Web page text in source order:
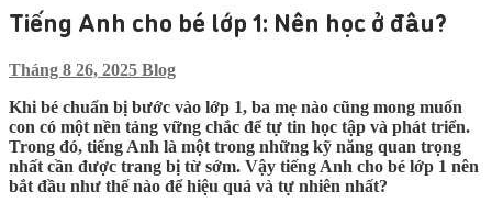
Tiếng Anh cho bé lớp 1: Nên học ở đâu?
Tháng 8 26, 2025 Blog
Khi bé chuẩn bị bước vào lớp 1, ba mẹ nào cũng mong muốn
con có một nền tảng vững chắc để tự tin học tập và phát triển.
Trong đó, tiếng Anh là một trong những kỹ năng quan trọng
nhất cần được trang bị từ sớm. Vậy tiếng Anh cho bé lớp 1 nên
bắt đầu như thế nào để hiệu quả và tự nhiên nhất?